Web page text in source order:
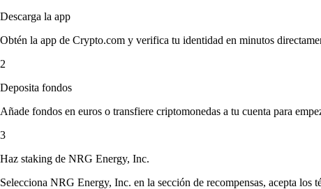
Descarga la app
Obtén la app de Crypto.com y verifica tu identidad en minutos
2
Deposita fondos
Añade fondos en euros o transfiere criptomonedas a tu cuenta para
3
Haz staking de NRG Energy, Inc.
Selecciona NRG Energy, Inc. en la sección de recompensas, acepta